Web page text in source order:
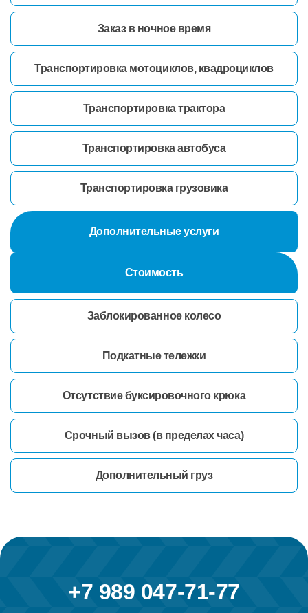
Заказ в ночное время
Транспортировка мотоциклов, квадроциклов
Транспортировка трактора
Транспортировка автобуса
Транспортировка грузовика
Дополнительные услуги
Стоимость
Заблокированное колесо
Подкатные тележки
Отсутствие буксировочного крюка
Срочный вызов (в пределах часа)
Дополнительный груз
+7 989 047-71-77